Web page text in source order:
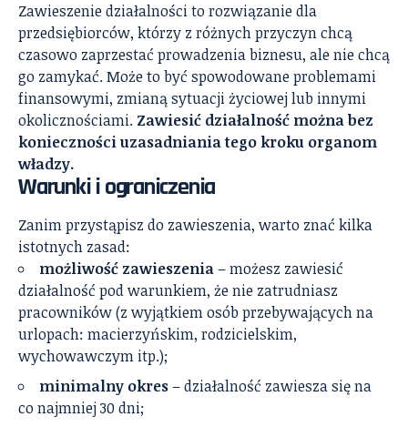
Zawieszenie działalności to rozwiązanie dla
przedsiębiorców, którzy z różnych przyczyn chcą
czasowo zaprzestać prowadzenia biznesu, ale nie chcą
go zamykać. Może to być spowodowane problemami
finansowymi, zmianą sytuacji życiowej lub innymi
okolicznościami. Zawiesić działalność można bez
konieczności uzasadniania tego kroku organom
władzy.
Warunki i ograniczenia
Zanim przystąpisz do zawieszenia, warto znać kilka
istotnych zasad:
możliwość zawieszenia– możesz zawiesić
działalność pod warunkiem, że nie zatrudniasz
pracowników (z wyjątkiem osób przebywających na
urlopach: macierzyńskim, rodzicielskim,
wychowawczym itp.);
minimalny okres– działalność zawiesza się na
co najmniej 30 dni;